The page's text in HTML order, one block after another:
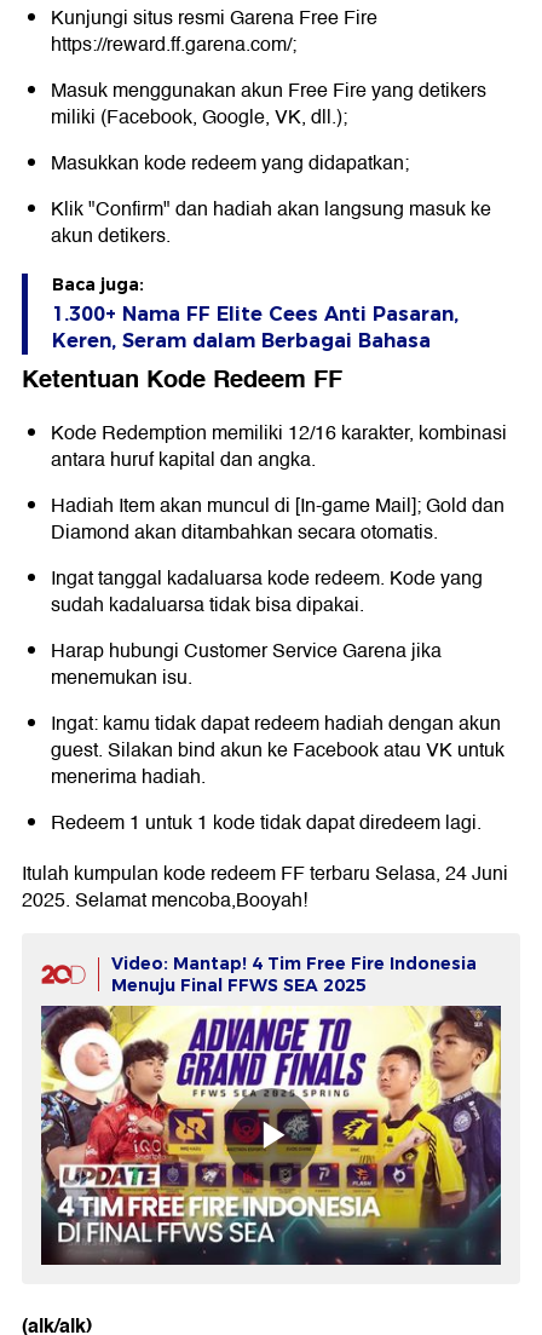
Kunjungi situs resmi Garena Free Fire
https://reward.ff.garena.com/;
Masuk menggunakan akun Free Fire yang detikers
miliki (Facebook, Google, VK, dll.);
Masukkan kode redeem yang didapatkan;
Klik "Confirm" dan hadiah akan langsung masuk ke
akun detikers.
Baca juga:
1.300+ Nama FF Elite Cees Anti Pasaran,
Keren, Seram dalam Berbagai Bahasa
Ketentuan Kode Redeem FF
Kode Redemption memiliki 12/16 karakter, kombinasi
antara huruf kapital dan angka.
Hadiah Item akan muncul di [In-game Mail]; Gold dan
Diamond akan ditambahkan secara otomatis.
Ingat tanggal kadaluarsa kode redeem. Kode yang
sudah kadaluarsa tidak bisa dipakai.
Harap hubungi Customer Service Garena jika
menemukan isu.
Ingat: kamu tidak dapat redeem hadiah dengan akun
guest. Silakan bind akun ke Facebook atau VK untuk
menerima hadiah.
Redeem 1 untuk 1 kode tidak dapat diredeem lagi.
Itulah kumpulan kode redeem FF terbaru Selasa, 24 Juni
2025. Selamat mencoba,Booyah!
Video: Mantap! 4 Tim Free Fire Indonesia
Menuju Final FFWS SEA 2025
(alk/alk)